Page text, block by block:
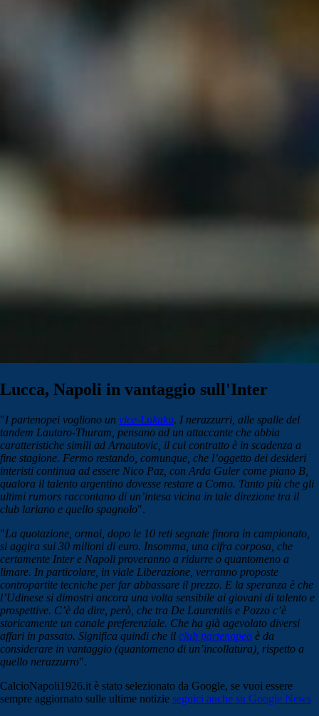
Lucca, Napoli in vantaggio sull'Inter
"I partenopei vogliono un vice-Lukaku. I nerazzurri, alle spalle del
tandem Lautaro-Thuram, pensano ad un attaccante che abbia
caratteristiche simili ad Arnautovic, il cui contratto è in scadenza a
fine stagione. Fermo restando, comunque, che l’oggetto dei desideri
interisti continua ad essere Nico Paz, con Arda Guler come piano B,
qualora il talento argentino dovesse restare a Como. Tanto più che gli
ultimi rumors raccontano di un’intesa vicina in tale direzione tra il
club lariano e quello spagnolo".
"La quotazione, ormai, dopo le 10 reti segnate finora in campionato,
si aggira sui 30 milioni di euro. Insomma, una cifra corposa, che
certamente Inter e Napoli proveranno a ridurre o quantomeno a
limare. In particolare, in viale Liberazione, verranno proposte
contropartite tecniche per far abbassare il prezzo. E la speranza è che
l’Udinese si dimostri ancora una volta sensibile ai giovani di talento e
prospettive. C’è da dire, però, che tra De Laurentiis e Pozzo c’è
storicamente un canale preferenziale. Che ha già agevolato diversi
affari in passato. Significa quindi che il club partenopeo è da
considerare in vantaggio (quantomeno di un’incollatura), rispetto a
quello nerazzurro".
CalcioNapoli1926.it è stato selezionato da Google, se vuoi essere
sempre aggiornato sulle ultime notizie seguici anche su Google News